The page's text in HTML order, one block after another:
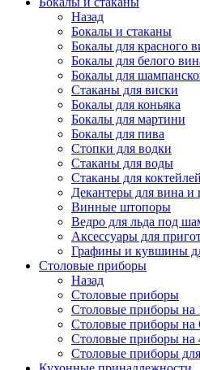
Назад
Бокалы и стаканы
Бокалы для красного
Бокалы для белого
Бокалы для
Стаканы для виски
Бокалы для коньяка
Бокалы для мартини
Бокалы для пива
Стопки для водки
Стаканы для воды
Стаканы для коктейлей
Декантеры для вина
Винные штопоры
Ведро для льда под
Аксессуары для
Графины и кувшины
Столовые приборы
Назад
Столовые приборы
Столовые приборы на
Столовые приборы на
Столовые приборы на
Столовые приборы